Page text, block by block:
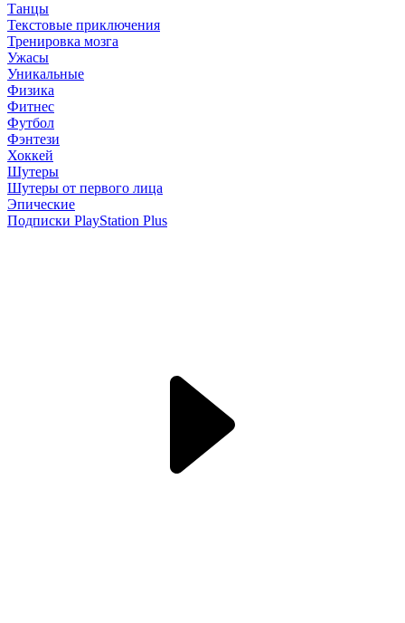
Танцы
Текстовые приключения
Тренировка мозга
Ужасы
Уникальные
Физика
Фитнес
Футбол
Фэнтези
Хоккей
Шутеры
Шутеры от первого лица
Эпические
Подписки PlayStation Plus